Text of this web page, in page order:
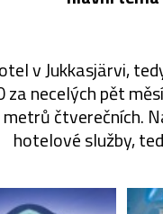
v Jukkasjärvi,
za necelých pět
čtverečních.
hotelové služby,